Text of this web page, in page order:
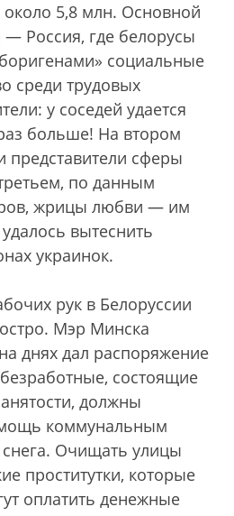
5,8 млн. Основной
Россия, где белорусы
социальные
среди трудовых
у соседей удается
больше! На втором
представители сферы
по данным
жрицы любви — им
вытеснить
украинок.
рук в Белоруссии
Мэр Минска
днях дал распоряжение
состоящие
должны
коммунальным
Очищать улицы
проститутки, которые
оплатить денежные